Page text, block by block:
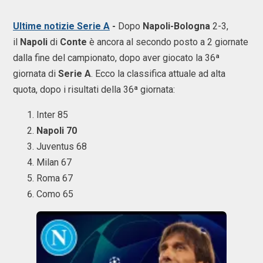
Ultime notizie Serie A - Dopo Napoli-Bologna 2-3,
il Napoli di Conte è ancora al secondo posto a 2 giornate
dalla fine del campionato, dopo aver giocato la 36ª
giornata di Serie A. Ecco la classifica attuale ad alta
quota, dopo i risultati della 36ª giornata:
Inter 85
Napoli 70
Juventus 68
Milan 67
Roma 67
Como 65